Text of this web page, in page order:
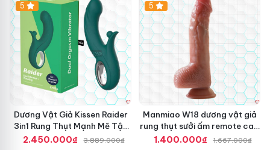
Hot
5
Dương Vật Giả Kissen Raider
3in1 Rung Thụt Mạnh Mẽ Tận
Hưởng
2.450.000₫ 3.889.000₫
Hot
5
Manmiao W18 dương vật giả
rung thụt sưởi ấm remote cao
cấp
1.400.000₫ 1.667.000₫